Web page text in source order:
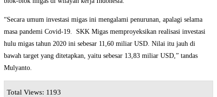
“Secara umum investasi migas ini mengalami penurunan, apalagi selama
masa pandemi Covid-19. SKK Migas memproyeksikan realisasi investasi
hulu migas tahun 2020 ini sebesar 11,60 miliar USD. Nilai itu jauh di
bawah target yang ditetapkan, yaitu sebesar 13,83 miliar USD,” tandas
Mulyanto.
Total Views: 1193